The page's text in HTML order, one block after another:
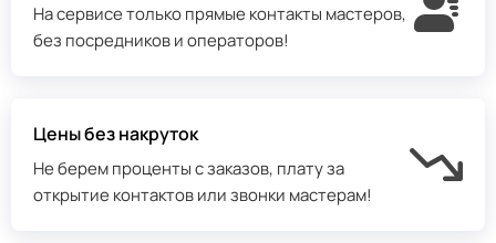
На сервисе только прямые контакты мастеров,
без посредников и операторов!
Цены без накруток
Не берем проценты с заказов, плату за
открытие контактов или звонки мастерам!